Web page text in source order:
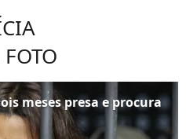
meses presa e procura